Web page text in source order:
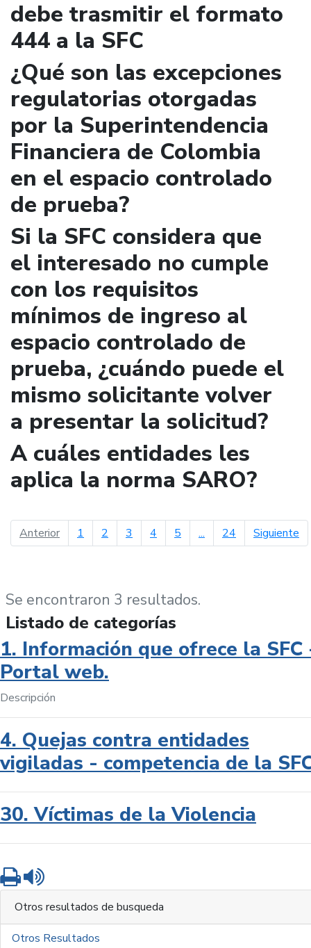
debe trasmitir el formato
444 a la SFC
¿Qué son las excepciones
regulatorias otorgadas
por la Superintendencia
Financiera de Colombia
en el espacio controlado
de prueba?
Si la SFC considera que
el interesado no cumple
con los requisitos
mínimos de ingreso al
espacio controlado de
prueba, ¿cuándo puede el
mismo solicitante volver
a presentar la solicitud?
A cuáles entidades les
aplica la norma SARO?
Anteriorpágina anterior
1 2 3 4 5 ... 24 Siguiente
Se encontraron 3 resultados.
Listado de categorías
1. Información que ofrece la SFC
Portal web.
Descripción
4. Quejas contra entidades
vigiladas - competencia de la
30. Víctimas de la Violencia
Imprimir
Otros resultados de busqueda
Otros Resultados